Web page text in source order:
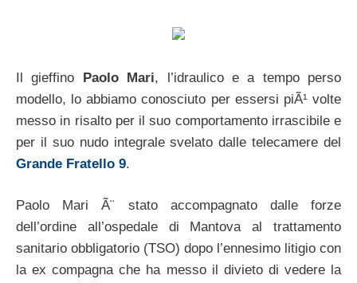
Il gieffino Paolo Mari, l’idraulico e a tempo perso
modello, lo abbiamo conosciuto per essersi piÃ¹ volte
messo in risalto per il suo comportamento irrascibile e
per il suo nudo integrale svelato dalle telecamere del
Grande Fratello 9.
Paolo Mari Ã¨ stato accompagnato dalle forze
dell’ordine all’ospedale di Mantova al trattamento
sanitario obbligatorio (TSO) dopo l’ennesimo litigio con
la ex compagna che ha messo il divieto di vedere la